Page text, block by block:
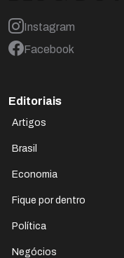
Instagram
Facebook
Editoriais
Artigos
Brasil
Economia
Fique por dentro
Política
Negócios